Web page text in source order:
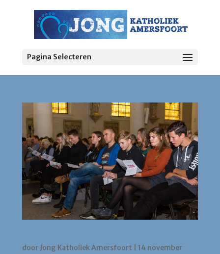
Pagina Selecteren
door Jong Katholiek Amersfoort
14 november